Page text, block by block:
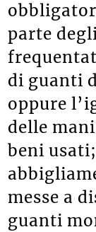
parte
di guanti
oppure
delle
beni
messe a
guanti